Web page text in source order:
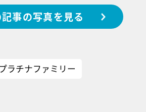
記事の写真を見る
プラチナファミリー